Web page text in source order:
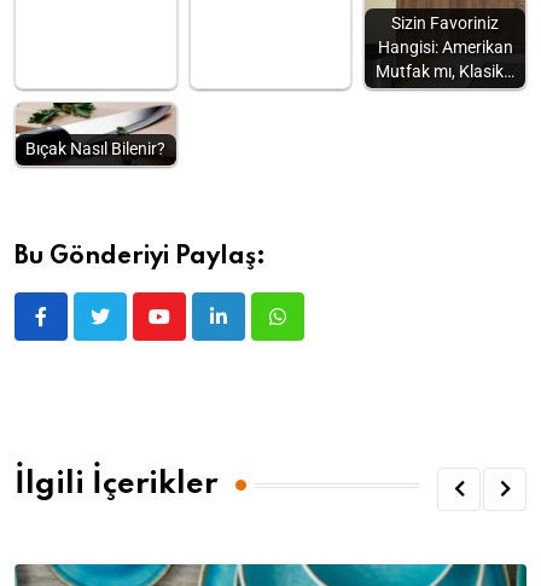
Sizin Favoriniz
Hangisi: Amerikan
Mutfak mı, Klasik…
Bıçak Nasıl Bilenir?
Bu Gönderiyi Paylaş:
İlgili İçerikler